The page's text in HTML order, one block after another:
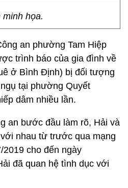
minh họa.
an phường Tam Hiệp
trình báo của gia đình về
ở Bình Định) bị đối tượng
tại phường Quyết
dâm nhiều lần.
an bước đầu làm rõ, Hải và
nhau từ trước qua mạng
cho đến ngày
đã quan hệ tình dục với